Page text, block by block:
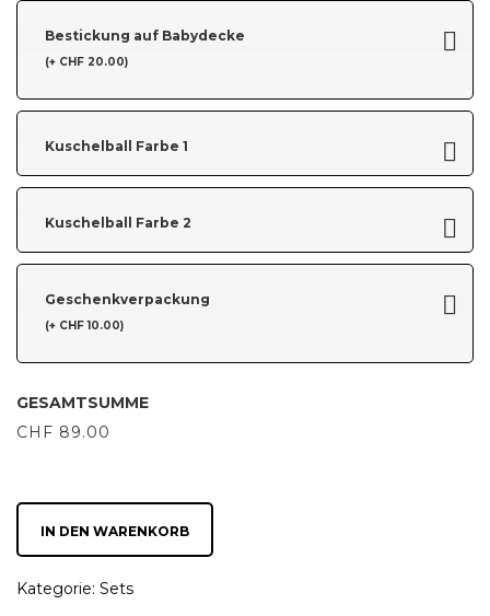
Bestickung auf Babydecke
(+ CHF 20.00)
Kuschelball Farbe 1
Kuschelball Farbe 2
Geschenkverpackung
(+ CHF 10.00)
GESAMTSUMME
CHF 89.00
IN DEN WARENKORB
Kategorie: Sets